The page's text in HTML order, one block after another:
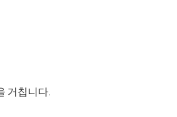
거칩니다.